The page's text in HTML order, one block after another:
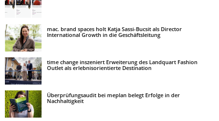
mac. brand spaces holt Katja Sassi-Bucsit als Director
International Growth in die Geschäftsleitung
time change inszeniert Erweiterung des Landquart Fashion
Outlet als erlebnisorientierte Destination
Überprüfungsaudit bei meplan belegt Erfolge in der
Nachhaltigkeit